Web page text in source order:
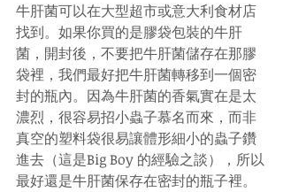
牛肝菌可以在大型超市或意大利食材店
找到。如果你買的是膠袋包裝的牛肝
菌，開封後，不要把牛肝菌儲存在那膠
袋裡，我們最好把牛肝菌轉移到一個密
封的瓶內。因為牛肝菌的香氣實在是太
濃烈，很容易招小蟲子慕名而來，而非
真空的塑料袋很易讓體形細小的蟲子鑽
進去（這是Big Boy 的經驗之談），所以
最好還是牛肝菌保存在密封的瓶子裡。